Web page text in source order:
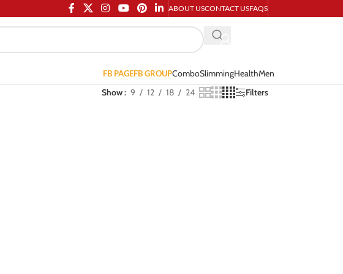
ABOUT USCONTACT USFAQS
FB PAGEFB GROUPComboSlimmingHealthMen
Show 9 12 18 24 Filters